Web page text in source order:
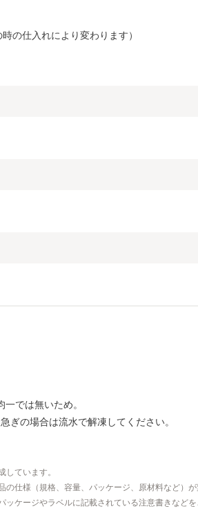
の仕入れにより変わります）
一では無いため。
ぎの場合は流水で解凍してください。
ています。
の仕様（規格、容量、パッケージ、原材料など）
ッケージやラベルに記載されている注意書きなど